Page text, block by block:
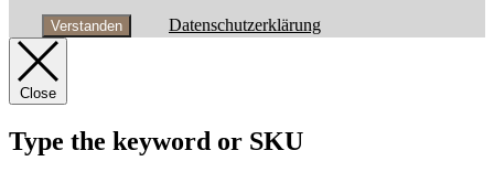
Verstanden Datenschutzerklärung
Close
Type the keyword or SKU